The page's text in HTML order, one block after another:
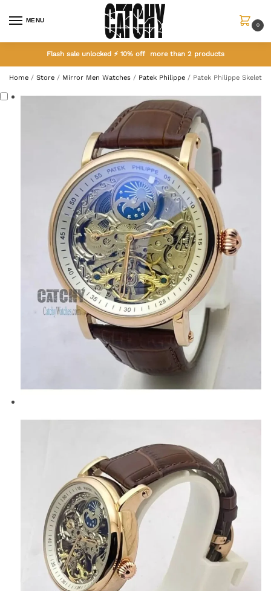
MENU
0
Flash sale unlocked ⚡ 10% off more than 2 products
Home / Store / Mirror Men Watches / Patek Philippe / Patek Philippe